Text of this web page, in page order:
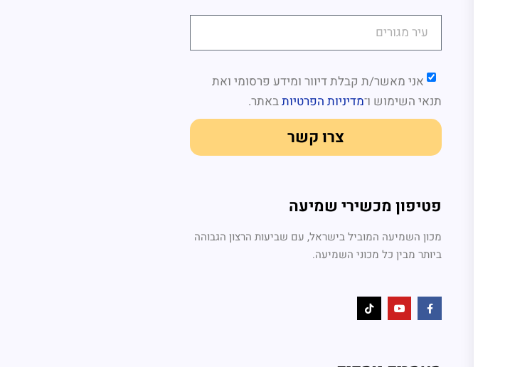
אני מאשר/ת קבלת דיוור ומידע פרסומי ואת
תנאי השימוש ו־מדיניות הפרטיותבאתר.
צרו קשר
פטיפון מכשירי שמיעה
מכון השמיעה המוביל בישראל, עם שביעות הרצון הגבוהה
ביותר מבין כל מכוני השמיעה.